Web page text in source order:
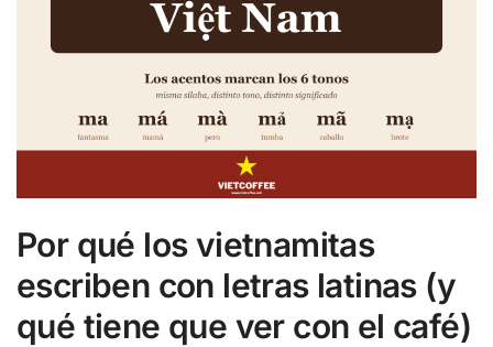
Por qué los vietnamitas
escriben con letras latinas (y
qué tiene que ver con el café)